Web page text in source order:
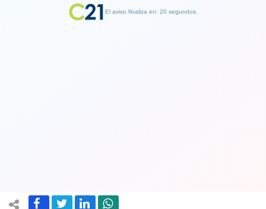
El aviso finaliza en: 19 segundos.